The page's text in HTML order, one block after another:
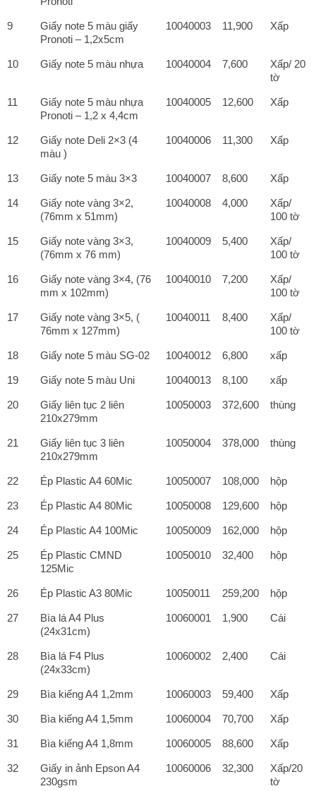
9
Giấy note 5 màu giấy
Pronoti – 1,2x5cm
10040003 11,900 Xấp
10 Giấy note 5 màu nhựa 10040004 7,600
Xấp/ 20
tờ
11
Giấy note 5 màu nhựa
Pronoti – 1,2 x 4,4cm
10040005 12,600 Xấp
12
Giấy note Deli 2×3 (4
màu )
10040006 11,300 Xấp
13 Giấy note 5 màu 3×3 10040007 8,600 Xấp
14
Giấy note vàng 3×2,
(76mm x 51mm)
10040008 4,000
Xấp/
100 tờ
15
Giấy note vàng 3×3,
(76mm x 76 mm)
10040009 5,400
Xấp/
100 tờ
16
Giấy note vàng 3×4, (76
mm x 102mm)
10040010 7,200
Xấp/
100 tờ
17
Giấy note vàng 3×5, (
76mm x 127mm)
10040011 8,400
Xấp/
100 tờ
18 Giấy note 5 màu SG-02 10040012 6,800 xấp
19 Giấy note 5 màu Uni 10040013 8,100 xấp
20
Giấy liên tục 2 liên
210x279mm
10050003 372,600 thùng
21
Giấy liên tục 3 liên
210x279mm
10050004 378,000 thùng
22 Ép Plastic A4 60Mic 10050007 108,000 hộp
23 Ép Plastic A4 80Mic 10050008 129,600 hộp
24 Ép Plastic A4 100Mic 10050009 162,000 hộp
25
Ép Plastic CMND
125Mic
10050010 32,400 hộp
26 Ép Plastic A3 80Mic 10050011 259,200 hộp
27
Bìa lá A4 Plus
(24x31cm)
10060001 1,900 Cái
28
Bìa lá F4 Plus
(24x33cm)
10060002 2,400 Cái
29 Bìa kiếng A4 1,2mm 10060003 59,400 Xấp
30 Bìa kiếng A4 1,5mm 10060004 70,700 Xấp
31 Bìa kiếng A4 1,8mm 10060005 88,600 Xấp
32
Giấy in ảnh Epson A4
230gsm
10060006 32,300
Xấp/20
tờ